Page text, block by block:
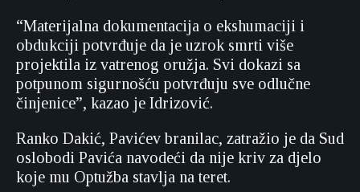
“Materijalna dokumentacija o ekshumaciji i
obdukciji potvrđuje da je uzrok smrti više
projektila iz vatrenog oružja. Svi dokazi sa
potpunom sigurnošću potvrđuju sve odlučne
činjenice”, kazao je Idrizović.
Ranko Dakić, Pavićev branilac, zatražio je da Sud
oslobodi Pavića navodeći da nije kriv za djelo
koje mu Optužba stavlja na teret.